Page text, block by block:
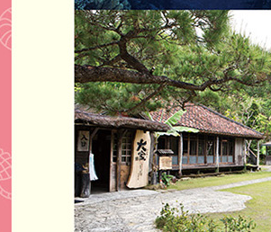
Day in CENTRAL OKINAWA